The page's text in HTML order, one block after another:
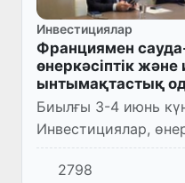
Инвестициялар
Франциямен
өнеркәсіптік
ынтымақтастық
Биылғы 3-4 июнь
Инвестициялар,
министрі Лазиз
Өзбекстанның
2798